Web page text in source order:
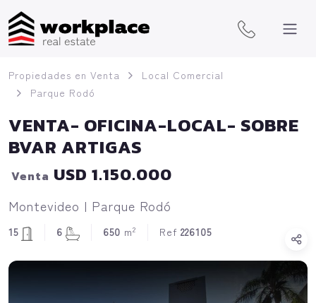
Propiedades en Venta
Local Comercial
Parque Rodó
VENTA- OFICINA-LOCAL- SOBRE
BVAR ARTIGAS
Venta USD 1.150.000
Montevideo | Parque Rodó
15 6 650 m2 Ref226105